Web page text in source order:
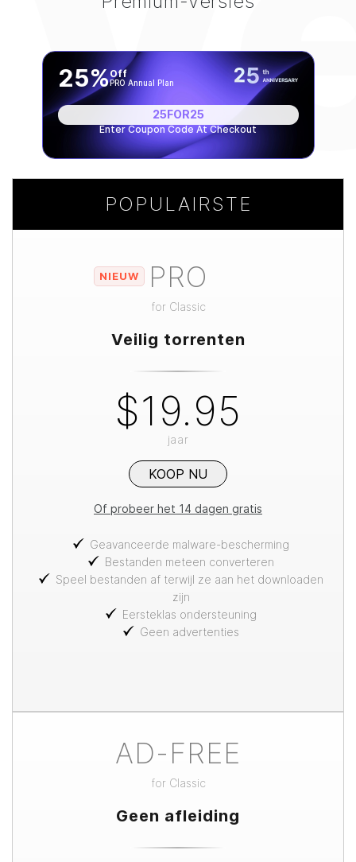
Enter Coupon Code At Checkout
25FOR25
25%Off
PRO Annual Plan
POPULAIRSTE
NIEUW PRO
for Classic
Veilig torrenten
$19.95
jaar
KOOP NU
Of probeer het 14 dagen gratis
Geavanceerde malware-bescherming
Bestanden meteen converteren
Speel bestanden af terwijl ze aan het downloaden
zijn
Eersteklas ondersteuning
Geen advertenties
AD-FREE
for Classic
Geen afleiding